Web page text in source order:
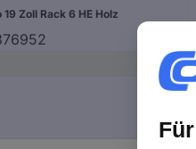
Zoll Rack 6 HE Holz